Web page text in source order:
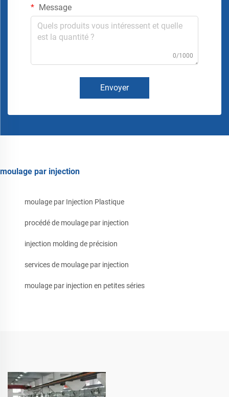
Message
0/1000
Envoyer
moulage par injection
moulage par Injection Plastique
procédé de moulage par injection
injection molding de précision
services de moulage par injection
moulage par injection en petites séries